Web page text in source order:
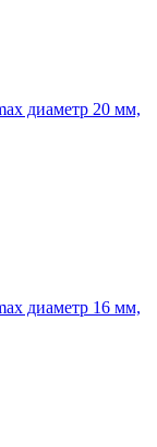
диаметр 20 мм,
диаметр 16 мм,